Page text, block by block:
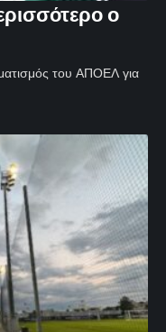
ο
του ΑΠΟΕΛ για